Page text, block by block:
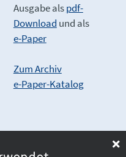
Ausgabe alspdf-
Download und als
e-Paper
Zum Archiv
e-Paper-Katalog